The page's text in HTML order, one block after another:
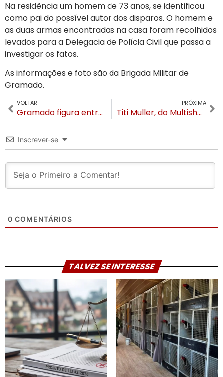
Na residência um homem de 73 anos, se identificou
como pai do possível autor dos disparos. O homem e
as duas armas encontradas na casa foram recolhidos
levados para a Delegacia de Polícia Civil que passa a
investigar os fatos.
As informações e foto são da Brigada Militar de
Gramado.
VOLTAR
Gramado figura entre os dez destinos do mundo para casamentos
PRÓXIMA
Titi Muller, do Multishow, grava na Cristais de Gramado em produção sobre a região
Inscrever-se
0 COMENTÁRIOS
TALVEZ SE INTERESSE